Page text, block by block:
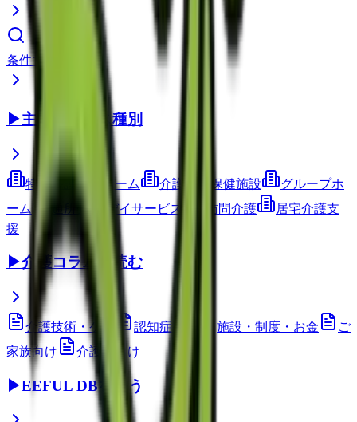
条件で検索
▶主要サービス種別
特別養護老人ホーム 介護老人保健施設
グループホ
ーム
通所介護(デイサービス) 訪問介護
居宅介護支
援
▶介護コラムを読む
介護技術・ケア 認知症ケア 施設・制度・お金
ご
家族向け
介護職向け
▶EEFUL DBを使う